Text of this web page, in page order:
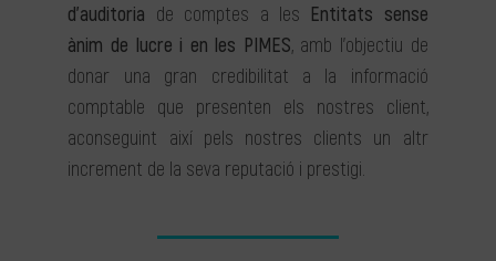
d’auditoria de comptes a les Entitats sense
ànim de lucre i en les PIMES, amb l’objectiu de
donar una gran credibilitat a la informació
comptable que presenten els nostres client,
aconseguint així pels nostres clients un altr
increment de la seva reputació i prestigi.